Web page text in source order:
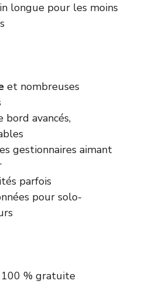
longue pour les moins
et nombreuses
bord avancés,
gestionnaires aimant
parfois
pour solo-
% gratuite